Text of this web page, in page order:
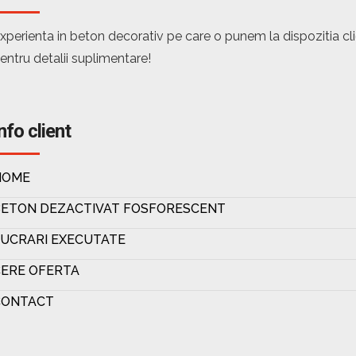
in beton decorativ pe care o punem la dispozitia
detalii suplimentare!
client
DEZACTIVAT FOSFORESCENT
EXECUTATE
OFERTA